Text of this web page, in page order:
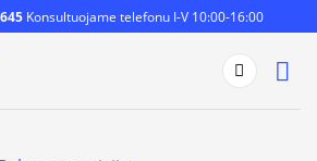
Konsultuojame telefonu I-V 10:00-16:00